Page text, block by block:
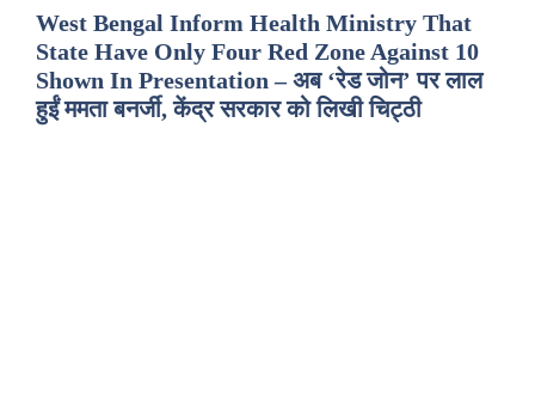
West Bengal Inform Health Ministry That
State Have Only Four Red Zone Against 10
Shown In Presentation – अब ‘रेड जोन’ पर लाल
हुईं ममता बनर्जी, केंद्र सरकार को लिखी चिट्ठी